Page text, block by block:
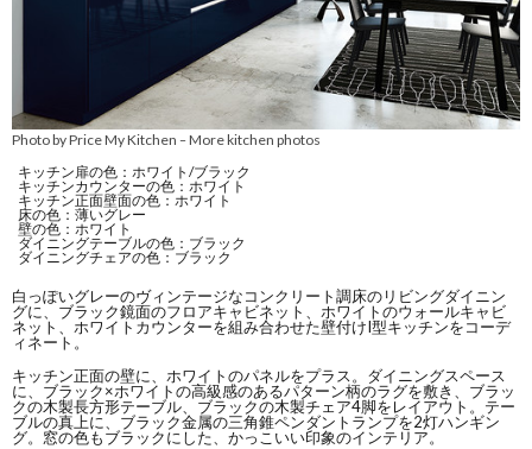
Photo by Price My Kitchen –More kitchen photos
キッチン扉の色：ホワイト/ブラック
キッチンカウンターの色：ホワイト
キッチン正面壁面の色：ホワイト
床の色：薄いグレー
壁の色：ホワイト
ダイニングテーブルの色：ブラック
ダイニングチェアの色：ブラック
白っぽいグレーのヴィンテージなコンクリート調床のリビングダイニン
グに、ブラック鏡面のフロアキャビネット、ホワイトのウォールキャビ
ネット、ホワイトカウンターを組み合わせた壁付けI型キッチンをコーデ
ィネート。
キッチン正面の壁に、ホワイトのパネルをプラス。ダイニングスペース
に、ブラック×ホワイトの高級感のあるパターン柄のラグを敷き、ブラッ
クの木製長方形テーブル、ブラックの木製チェア4脚をレイアウト。テー
ブルの真上に、ブラック金属の三角錐ペンダントランプを2灯ハンギン
グ。窓の色もブラックにした、かっこいい印象のインテリア。